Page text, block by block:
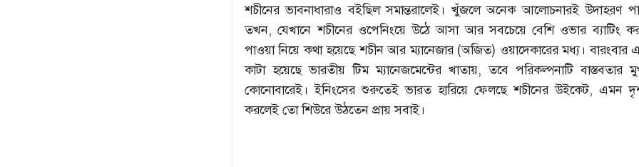
শচীনের ভাবনাধারাও বইছিল সমান্তরালেই। খুঁজলে অনেক আলোচনারই উদাহরণ
তখন, যেখানে শচীনের ওপেনিংয়ে উঠে আসা আর সবচেয়ে বেশি ওভার ব্যাটিং
পাওয়া নিয়ে কথা হয়েছে শচীন আর ম্যানেজার (অজিত) ওয়াদেকারের মধ্য। বারংবার
কাটা হয়েছে ভারতীয় টিম ম্যানেজমেন্টের খাতায়, তবে পরিকল্পনাটি বাস্তবতার
কোনোবারেই। ইনিংসের শুরুতেই ভারত হারিয়ে ফেলছে শচীনের উইকেট, এমন
করলেই তো শিউরে উঠতেন প্রায় সবাই।